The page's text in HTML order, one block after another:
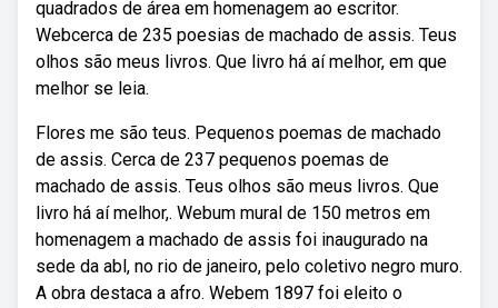
quadrados de área em homenagem ao escritor.
Webcerca de 235 poesias de machado de assis. Teus
olhos são meus livros. Que livro há aí melhor, em que
melhor se leia.
Flores me são teus. Pequenos poemas de machado
de assis. Cerca de 237 pequenos poemas de
machado de assis. Teus olhos são meus livros. Que
livro há aí melhor,. Webum mural de 150 metros em
homenagem a machado de assis foi inaugurado na
sede da abl, no rio de janeiro, pelo coletivo negro muro.
A obra destaca a afro. Webem 1897 foi eleito o